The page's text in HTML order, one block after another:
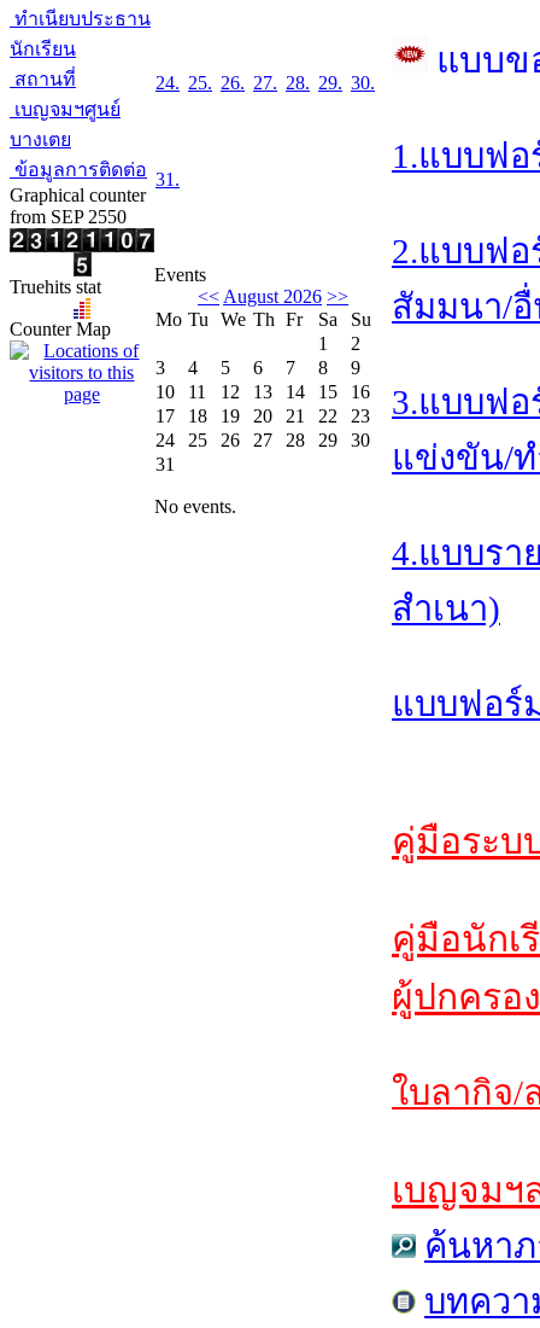
ทำเนียบประธาน
นักเรียน
สถานที่
เบญจมฯศูนย์
บางเตย
ข้อมูลการติดต่อ
Graphical counter
from SEP 2550
Truehits stat
Counter Map
24. 25. 26. 27. 28. 29. 30.
31.
Events
<< August 2026 >>
Mo Tu We Th Fr Sa
Su
1
2
3
4 5 6 7 8
9
10
11 12 13 14 15
16
17
18 19 20 21 22
23
24
25 26 27 28 29
30
31
No events.
แบบข
1.แบบฟ
2.แบบฟ
สัมมนา/
3.แบบฟอ
แข่งขัน/
4.แบบรา
สำเนา)
แบบฟอร์
คู่มือระบ
คู่มือนักเ
ผู้ปกครอ
ใบลากิจ/
เบญจมฯ
ค้นหาภ
บทควา